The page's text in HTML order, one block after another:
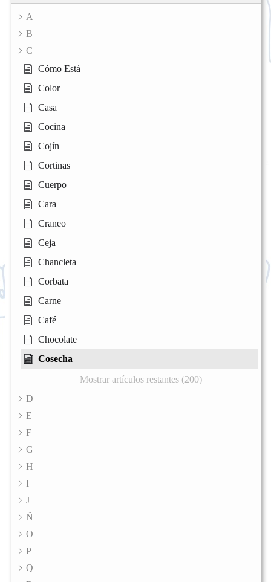
A
B
C
Cómo Está
Color
Casa
Cocina
Cojín
Cortinas
Cuerpo
Cara
Craneo
Ceja
Chancleta
Corbata
Carne
Café
Chocolate
Cosecha
Mostrar artículos restantes (200)
D
E
F
G
H
I
J
Ñ
O
P
Q